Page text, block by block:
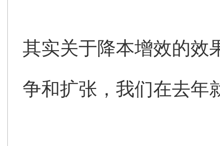
其实关于降本增效的效
争和扩张，我们在去年